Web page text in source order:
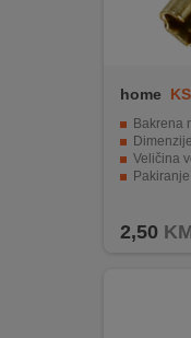
home
Bakrena
Veličina
2,50